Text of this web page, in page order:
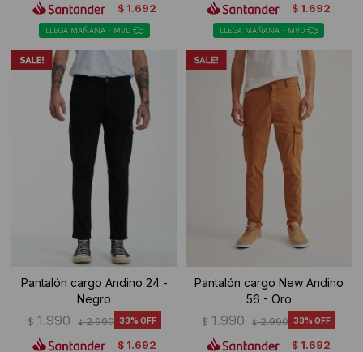
$ 1.692
LLEGA MAÑANA - MVD
$ 1.692
LLEGA MAÑANA - MVD
Pantalón cargo Andino 24 -
Negro
$ 1.990 $ 2.990 33
$ 1.692
Pantalón cargo New Andino
56 - Oro
$ 1.990 $ 2.990 33
$ 1.692